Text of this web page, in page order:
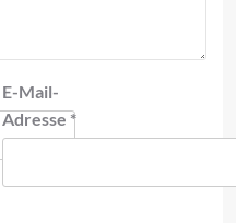
E-Mail-
Adresse*